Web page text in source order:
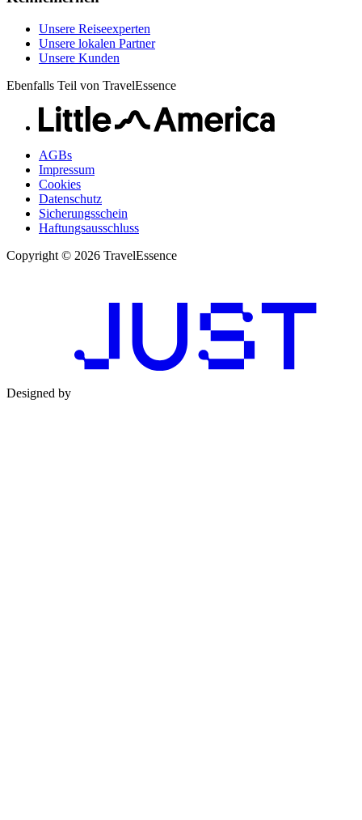
Unsere Reiseexperten
Unsere lokalen Partner
Unsere Kunden
Ebenfalls Teil von TravelEssence
AGBs
Impressum
Cookies
Datenschutz
Sicherungsschein
Haftungsausschluss
Copyright © 2026 TravelEssence
Designed by